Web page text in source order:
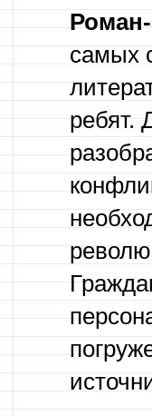
самых
ребят.